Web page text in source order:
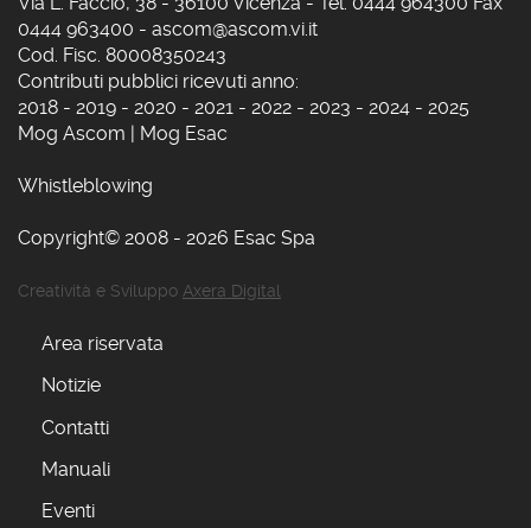
0444 963400 - ascom@ascom.vi.it
Cod. Fisc. 80008350243
Contributi pubblici ricevuti anno:
2018 - 2019 - 2020 - 2021 - 2022 - 2023 - 2024 - 2025
Mog Ascom | Mog Esac
Whistleblowing
Copyright© 2008 - 2026 Esac Spa
Creatività e Sviluppo Axera Digital
Area riservata
Notizie
Contatti
Manuali
Eventi